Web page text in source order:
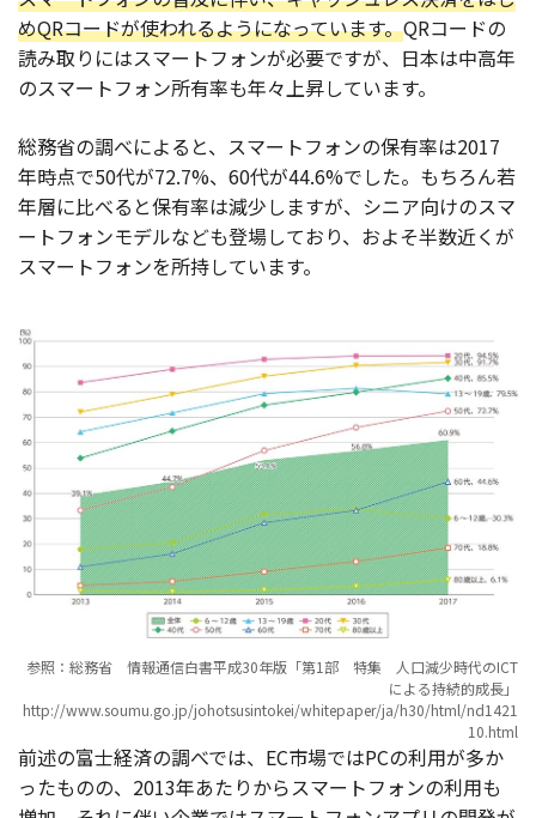
めQRコードが使われるようになっています。QRコードの
読み取りにはスマートフォンが必要ですが、日本は中高年
のスマートフォン所有率も年々上昇しています。
総務省の調べによると、スマートフォンの保有率は2017
年時点で50代が72.7%、60代が44.6%でした。もちろん若
年層に比べると保有率は減少しますが、シニア向けのスマ
ートフォンモデルなども登場しており、およそ半数近くが
スマートフォンを所持しています。
参照：総務省 情報通信白書平成30年版「第1部 特集 人口減少時代のICT
による持続的成長」
http://www.soumu.go.jp/johotsusintokei/whitepaper/ja/h30/html/nd1421
10.html
前述の富士経済の調べでは、EC市場ではPCの利用が多か
ったものの、2013年あたりからスマートフォンの利用も